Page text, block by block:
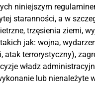
niniejszym
staranności, a w
trzęsienia ziemi,
jak: wojna,
atak terrorystyczny),
władz
lub nienależyte